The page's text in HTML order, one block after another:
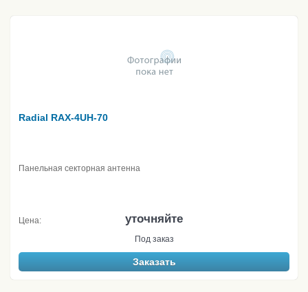
Radial RAX-4UH-70
Панельная секторная антенна
Цена: уточняйте
Под заказ
Заказать